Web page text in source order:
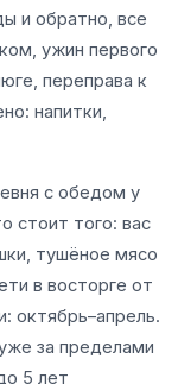
и обратно, все
ужин первого
переправа к
напитки,
с обедом у
стоит того: вас
тушёное мясо
в восторге от
октябрь–апрель.
за пределами
5 лет